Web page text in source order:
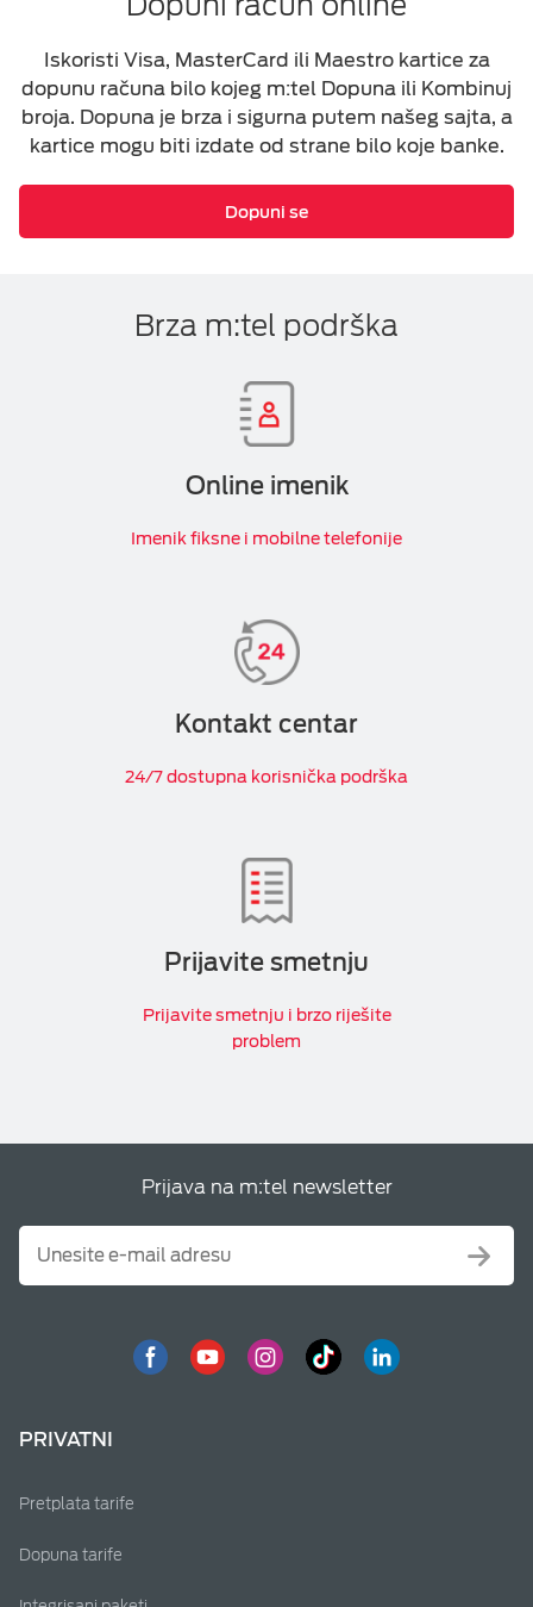
Iskoristi Visa, MasterCard ili Maestro kartice za
dopunu računa bilo kojeg m:tel Dopuna ili Kombinuj
broja. Dopuna je brza i sigurna putem našeg sajta, a
kartice mogu biti izdate od strane bilo koje banke.
Dopuni se
Brza m:tel podrška
Online imenik
Imenik fiksne i mobilne telefonije
Kontakt centar
24/7 dostupna korisnička podrška
Prijavite smetnju
Prijavite smetnju i brzo riješite
problem
Prijava na m:tel newsletter
PRIVATNI
Pretplata tarife
Dopuna tarife